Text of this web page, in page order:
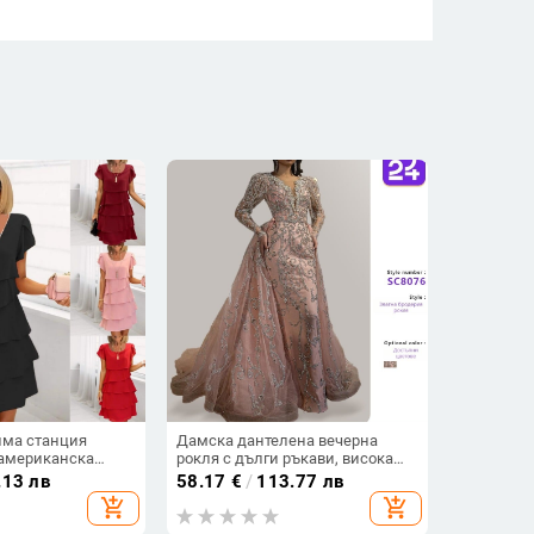
станция
лятна рокля
деколте,
лв
add_shopping_cart
Дамска дантелена вечерна
рокля с дълги ръкави, висока
талия, принцес стил пола, дълга
58.17 € / 113.77 лв
add_shopping_cart